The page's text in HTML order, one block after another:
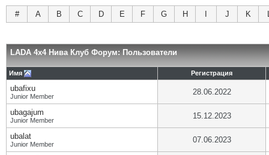
# A B C D E F G H J K
LADA 4x4 Нива Клуб Форум: Пользователи
Имя Регистрация
ubafixu
Junior Member 28.06.2022
ubagajum
Junior Member 15.12.2023
ubalat
Junior Member 07.06.2023